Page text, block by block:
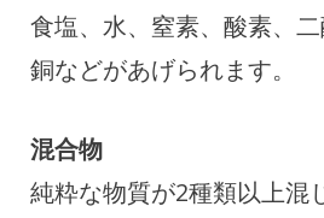
食塩、水、窒素、酸素、二
銅などがあげられます。
混合物
純粋な物質が2種類以上混